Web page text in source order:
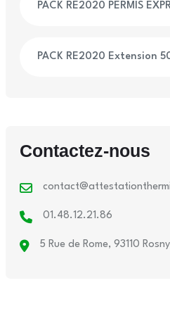
PACK RE2020 PERMIS
PACK RE2020 Extension
Contactez-nous
01.48.12.21.86
5 Rue de Rome, 93110